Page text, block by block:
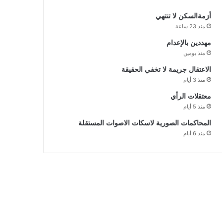
أزمةالسكن لا تنتهي
منذ 23 ساعة
مهددين بالإعدام
منذ يومين
الاعتقال جريمة لا تخفي الحقيقة
منذ 3 أيام
معتقلات الرأي
منذ 5 أيام
المحاكمات الصورية لاسكات الاصوات المستقلة
منذ 6 أيام